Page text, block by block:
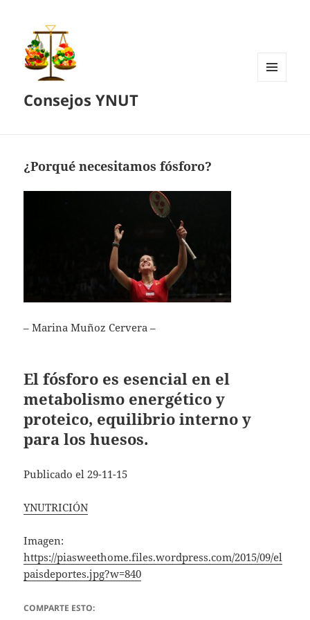
Consejos YNUT
¿Porqué necesitamos fósforo?
– Marina Muñoz Cervera –
El fósforo es esencial en el
metabolismo energético y
proteico, equilibrio interno y
para los huesos.
Publicado el 29-11-15
YNUTRICIÓN
Imagen:
https://piasweethome.files.wordpress.com/2015/09/el
paisdeportes.jpg?w=840
COMPARTE ESTO: